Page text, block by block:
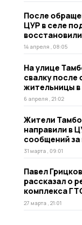
После
ЦУР в селе
14 апреля , 08:05
На улице
свалку после
жительницы
6 апреля , 21:02
Жители
направили в
сообщений
31 марта , 09:01
Павел
рассказал о
комплекса
27 марта , 21:01